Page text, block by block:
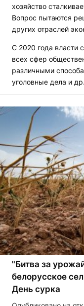
хозяйство
Вопрос пытаются
других отраслей
С 2020 года власти
всех сфер
различными
уголовные дела и
"Битва за
белорусское
День сурка